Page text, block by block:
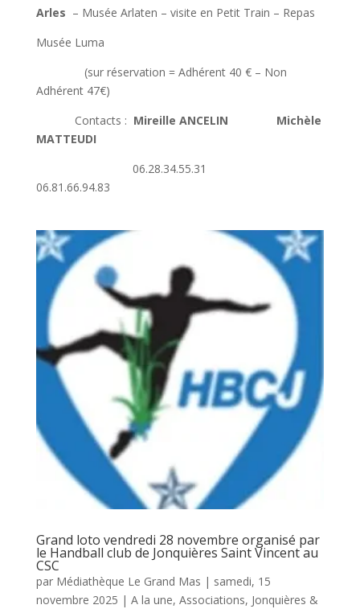
Arles – Musée Arlaten – visite en Petit Train – Repas
Musée Luma
(sur réservation = Adhérent 40 € – Non
Adhérent 47€)
Contacts : Mireille ANCELIN Michèle
MATTEUDI
06.28.34.55.31
06.81.66.94.83
Grand loto vendredi 28 novembre organisé par
le Handball club de Jonquières Saint Vincent au
CSC
par Médiathèque Le Grand Mas | samedi, 15
novembre 2025 | A la une, Associations, Jonquières &